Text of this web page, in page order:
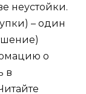
неустойки.
– один
о
в